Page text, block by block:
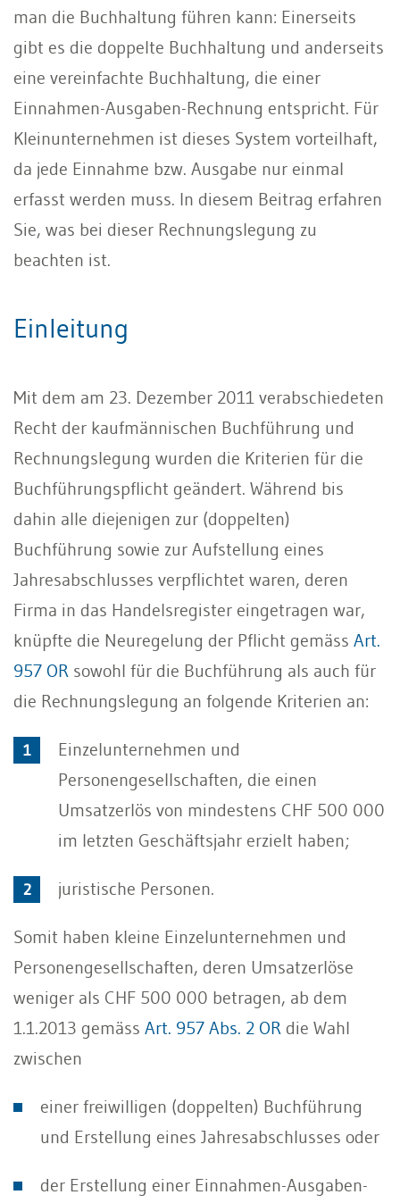
man die Buchhaltung führen kann: Einerseits
gibt es die doppelte Buchhaltung und anderseits
eine vereinfachte Buchhaltung, die einer
Einnahmen-Ausgaben-Rechnung entspricht. Für
Kleinunternehmen ist dieses System vorteilhaft,
da jede Einnahme bzw. Ausgabe nur einmal
erfasst werden muss. In diesem Beitrag erfahren
Sie, was bei dieser Rechnungslegung zu
beachten ist.
Einleitung
Mit dem am 23. Dezember 2011 verabschiedeten
Recht der kaufmännischen Buchführung und
Rechnungslegung wurden die Kriterien für die
Buchführungspflicht geändert. Während bis
dahin alle diejenigen zur (doppelten)
Buchführung sowie zur Aufstellung eines
Jahresabschlusses verpflichtet waren, deren
Firma in das Handelsregister eingetragen war,
knüpfte die Neuregelung der Pflicht gemäss Art.
957 OR sowohl für die Buchführung als auch für
die Rechnungslegung an folgende Kriterien an:
Einzelunternehmen und
Personengesellschaften, die einen
Umsatzerlös von mindestens CHF 500 000
im letzten Geschäftsjahr erzielt haben;
juristische Personen.
Somit haben kleine Einzelunternehmen und
Personengesellschaften, deren Umsatzerlöse
weniger als CHF 500 000 betragen, ab dem
1.1.2013 gemäss Art. 957 Abs. 2 OR die Wahl
zwischen
einer freiwilligen (doppelten) Buchführung
und Erstellung eines Jahresabschlusses oder
der Erstellung einer Einnahmen-Ausgaben-